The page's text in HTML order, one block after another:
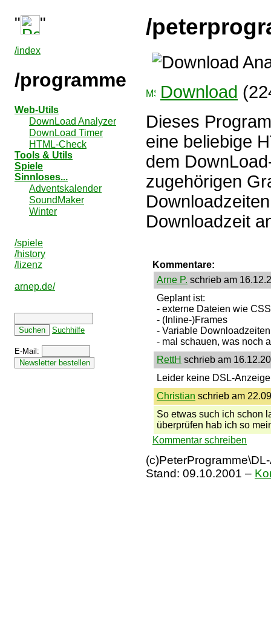
" "
/index
/programme
Web-Utils
DownLoad Analyzer
DownLoad Timer
HTML-Check
Tools & Utils
Spiele
Sinnloses...
Adventskalender
SoundMaker
Winter
/spiele
/history
/lizenz
arnep.de/
Suchhilfe
E-Mail:
/
Download
Dieses
eine beliebige
dem
zugehörigen
Downloadzeit
Kommentare:
Arne P. schrieb am
Geplant ist:
- externe Dateien wie
- (Inline-)Frames
- Variable
- mal schauen, was noch
RettH schrieb am
Leider keine DSL-
Christian schrieb am
So etwas such ich schon
überprüfen hab ich so
Kommentar schreiben
Stand: 09.10.2001 –